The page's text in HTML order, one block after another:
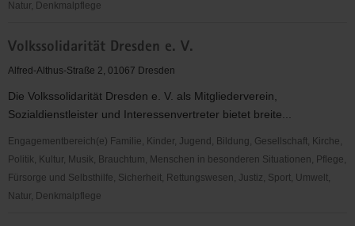
Natur, Denkmalpflege
Theater
Junge
Dresden
e.V.
Volkssolidarität Dresden e. V.
Alfred-Althus-Straße 2, 01067 Dresden
Die Volkssolidarität Dresden e. V. als Mitgliederverein,
Sozialdienstleister und Interessenvertreter bietet breite...
Engagementbereich(e) Familie, Kinder, Jugend, Bildung, Gesellschaft, Kirche,
Politik, Kultur, Musik, Brauchtum, Menschen in besonderen Situationen, Pflege,
Fürsorge und Selbsthilfe, Sicherheit, Rettungswesen, Justiz, Sport, Umwelt,
Natur, Denkmalpflege